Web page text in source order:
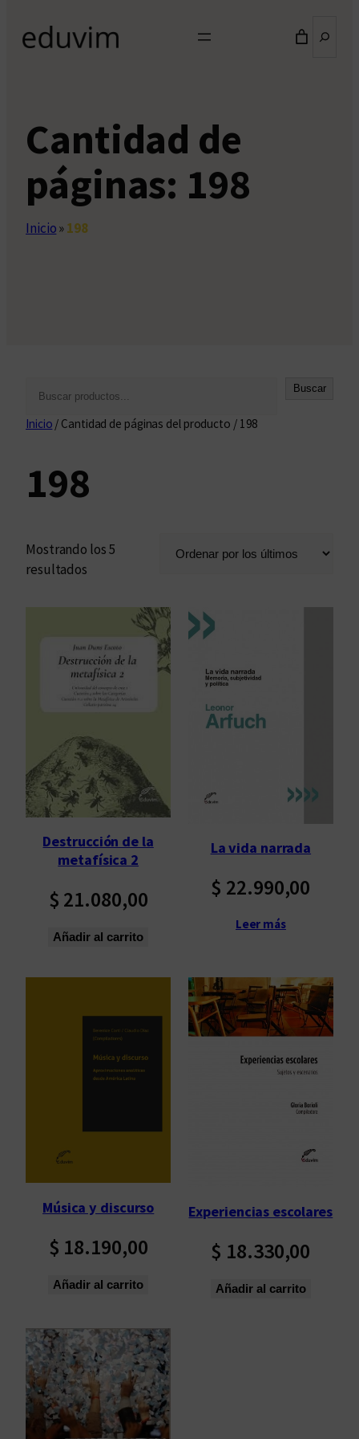
Cantidad de
páginas: 198
Inicio»198
s
Buscar
Inicio / Cantidad de páginas del producto / 198
198
Mostrando los 5
resultados
n
a
d
o
o
r
l
o
ú
l
i
Destrucción de la
metafísica 2
$ 21.080,00
Añadir al carrito
La vida narrada
$ 22.990,00
Leer más
Música y discurso
$ 18.190,00
Añadir al carrito
Experiencias escolares
$ 18.330,00
Añadir al carrito